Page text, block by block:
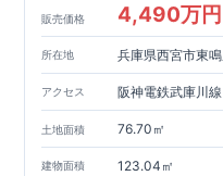
販売価格 4,490万
所在地 兵庫県西宮市東
アクセス 阪神電鉄武庫川
土地面積 76.70㎡
建物面積 123.04㎡